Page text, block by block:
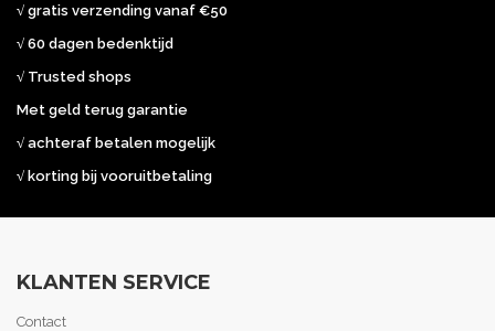
√ gratis verzending vanaf €50
√ 60 dagen bedenktijd
√ Trusted shops
Met geld terug garantie
√ achteraf betalen mogelijk
√ korting bij vooruitbetaling
KLANTEN SERVICE
Contact